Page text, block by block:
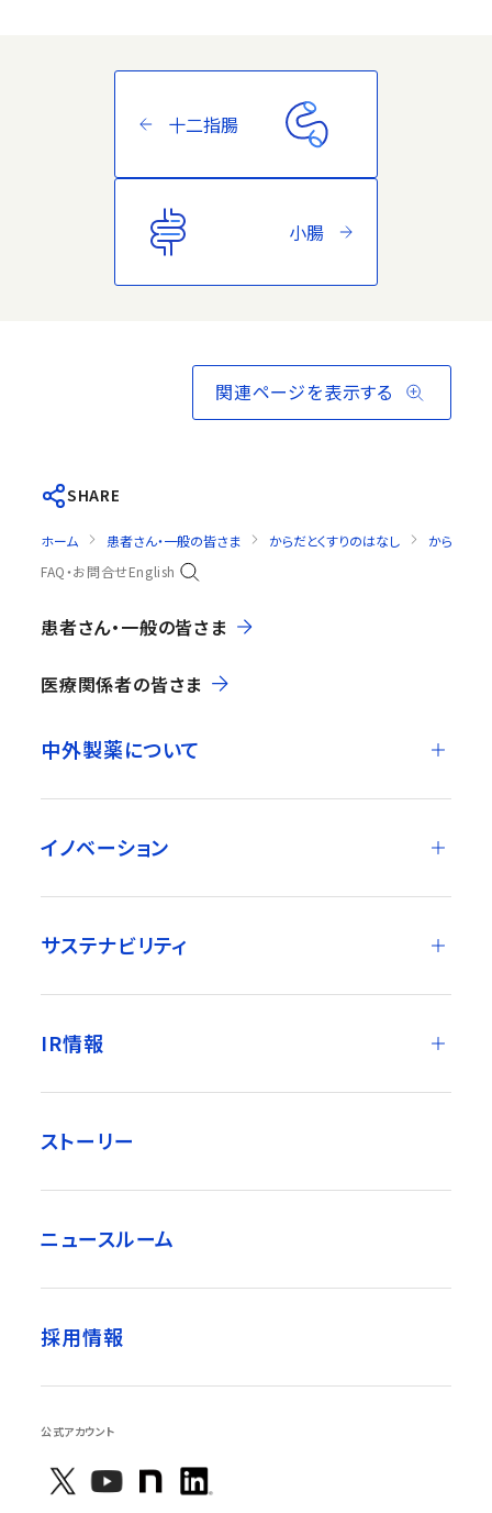
十二指腸
小腸
関連ページを表示する
SHARE
ホーム 患者さん・一般の皆さま からだとくすりのはなし
からだの
FAQ・お問合せEnglish
患者さん・一般の皆さま
医療関係者の皆さま
中外製薬について
イノベーション
サステナビリティ
IR情報
ストーリー
ニュースルーム
採用情報
公式アカウント